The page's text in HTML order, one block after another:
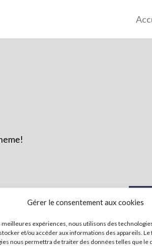
Gérer le consentement aux cookies
expériences, nous utilisons des
et/ou accéder aux informations des appareils. Le
nous permettra de traiter des données telles que le